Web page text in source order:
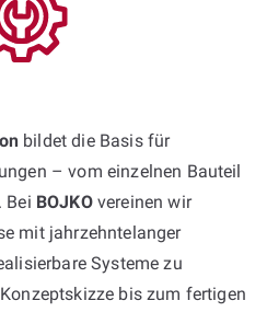
bildet die Basis für
– vom einzelnen Bauteil
Bei BOJKOvereinen wir
mit jahrzehntelanger
Systeme zu
bis zum fertigen